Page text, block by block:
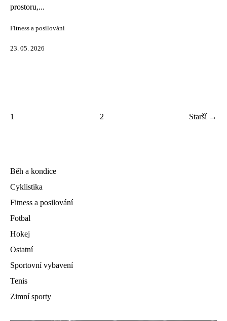
prostoru,...
Fitness a posilování
23. 05. 2026
1 2 Starší →
Běh a kondice
Cyklistika
Fitness a posilování
Fotbal
Hokej
Ostatní
Sportovní vybavení
Tenis
Zimní sporty